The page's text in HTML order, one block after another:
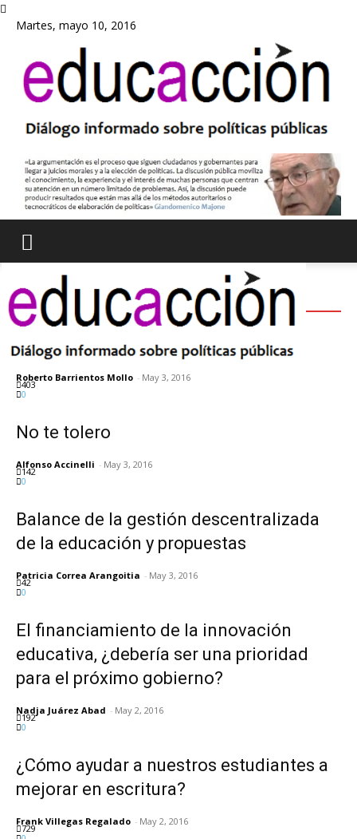
Martes, mayo 10, 2016
ACTUALIDAD
Lo que sí funciona en educación
Roberto Barrientos Mollo - May 3, 2016
403
0
No te tolero
Alfonso Accinelli - May 3, 2016
142
0
Balance de la gestión descentralizada
de la educación y propuestas
Patricia Correa Arangoitia - May 3, 2016
42
0
El financiamiento de la innovación
educativa, ¿debería ser una prioridad
para el próximo gobierno?
Nadja Juárez Abad - May 2, 2016
192
0
¿Cómo ayudar a nuestros estudiantes a
mejorar en escritura?
Frank Villegas Regalado - May 2, 2016
729